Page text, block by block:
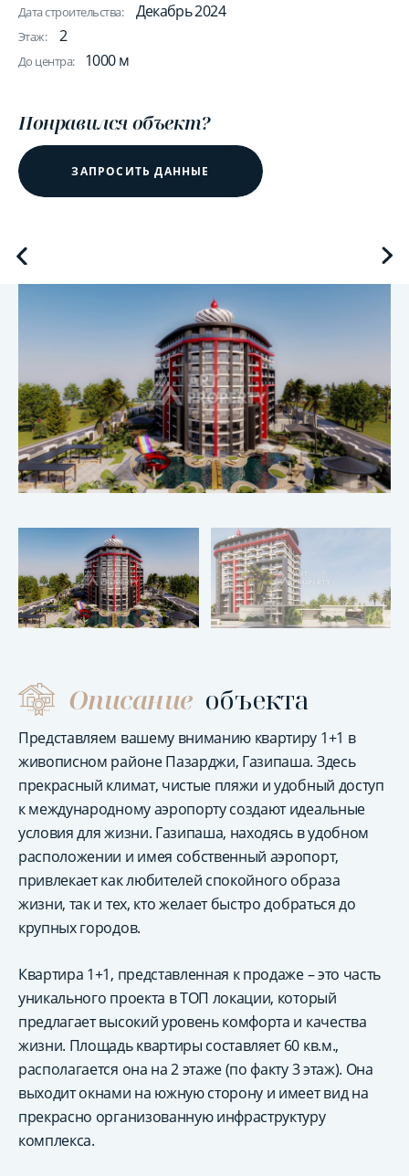
Дата строительства: Декабрь 2024
Этаж: 2
До центра: 1000 м
Понравился объект?
ЗАПРОСИТЬ ДАННЫЕ
Описание объекта
Представляем вашему вниманию квартиру 1+1 в
живописном районе Пазарджи, Газипаша. Здесь
прекрасный климат, чистые пляжи и удобный доступ
к международному аэропорту создают идеальные
условия для жизни. Газипаша, находясь в удобном
расположении и имея собственный аэропорт,
привлекает как любителей спокойного образа
жизни, так и тех, кто желает быстро добраться до
крупных городов.
Квартира 1+1, представленная к продаже – это часть
уникального проекта в ТОП локации, который
предлагает высокий уровень комфорта и качества
жизни. Площадь квартиры составляет 60 кв.м.,
располагается она на 2 этаже (по факту 3 этаж). Она
выходит окнами на южную сторону и имеет вид на
прекрасно организованную инфраструктуру
комплекса.